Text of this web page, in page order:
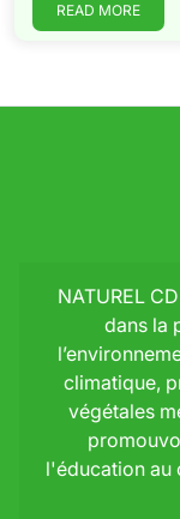
READ MORE
NATUREL
dans la
climatique,
végétales
l'éducation au